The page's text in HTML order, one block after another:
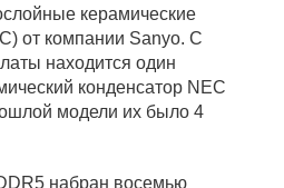
керамические
от компании Sanyo. С
находится один
конденсатор NEC
модели их было 4
набран восемью